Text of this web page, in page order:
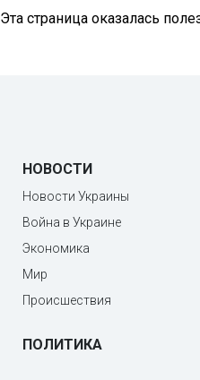
Эта страница оказалась
НОВОСТИ
Новости Украины
Война в Украине
Экономика
Мир
Происшествия
ПОЛИТИКА